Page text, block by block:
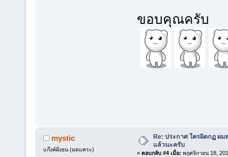
ขอบคุณครับ
mystic
แก๊งค์ฝั่งธน (มดแคระ)
Re: ประกาศ ใครผิดกฏ ผ
แล้วนะครับ
« ตอบกลับ #4 เมื่อ: พฤศจิกายน 18,